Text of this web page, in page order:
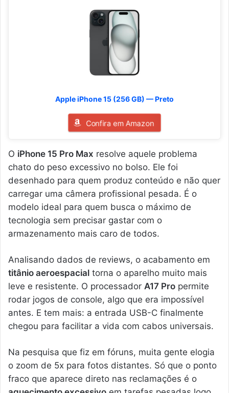
Apple iPhone 15 (256 GB) — Preto
Confira em Amazon
O iPhone 15 Pro Max resolve aquele problema
chato do peso excessivo no bolso. Ele foi
desenhado para quem produz conteúdo e não quer
carregar uma câmera profissional pesada. É o
modelo ideal para quem busca o máximo de
tecnologia sem precisar gastar com o
armazenamento mais caro de todos.
Analisando dados de reviews, o acabamento em
titânio aeroespacial torna o aparelho muito mais
leve e resistente. O processador A17 Pro permite
rodar jogos de console, algo que era impossível
antes. E tem mais: a entrada USB-C finalmente
chegou para facilitar a vida com cabos universais.
Na pesquisa que fiz em fóruns, muita gente elogia
o zoom de 5x para fotos distantes. Só que o ponto
fraco que aparece direto nas reclamações é o